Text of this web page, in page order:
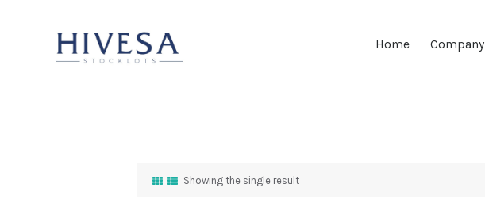
Home Company
COMPANY
Showing the single result